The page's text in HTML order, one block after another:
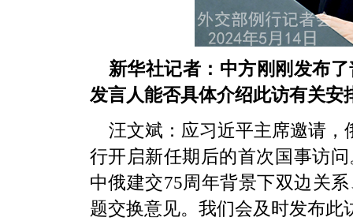
新华社记者：中方刚刚发布
发言人能否具体介绍此访有关
汪文斌：应习近平主席邀请，
行开启新任期后的首次国事访
中俄建交75周年背景下双边关
题交换意见。我们会及时发布此